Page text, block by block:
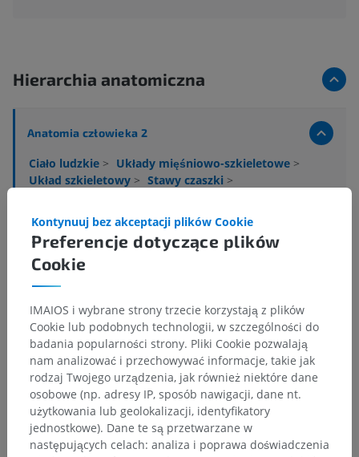
Hierarchia anatomiczna
Anatomia człowieka 2
Ciało ludzkie > Układy mięśniowo-szkieletowe >
Układ szkieletowy > Stawy czaszki >
Powiązane struktury:
Chrząstkozrosty czaszkowe
Anatomia człowieka 1
Tłumaczenia
Preferencje dotyczące plików
Cookie
Kontynuuj bez akceptacji plików Cookie
IMAIOS i wybrane strony trzecie korzystają z plików
Cookie lub podobnych technologii, w szczególności do
badania popularności strony. Pliki Cookie pozwalają
nam analizować i przechowywać informacje, takie jak
rodzaj Twojego urządzenia, jak również niektóre dane
osobowe (np. adresy IP, sposób nawigacji, dane nt.
użytkowania lub geolokalizacji, identyfikatory
jednostkowe). Dane te są przetwarzane w
następujących celach: analiza i poprawa doświadczenia